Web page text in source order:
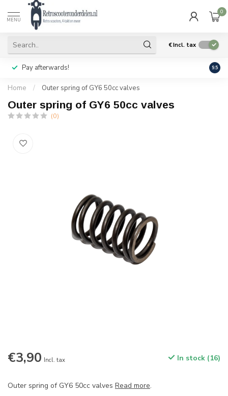
MENU
0
€Incl. tax
Pay afterwards! Geen
9.5
Home / Outer spring of GY6 50cc valves
Outer spring of GY6 50cc valves
(0)
€3,90 Incl. tax In stock (16)
Outer spring of GY6 50cc valves Read more.